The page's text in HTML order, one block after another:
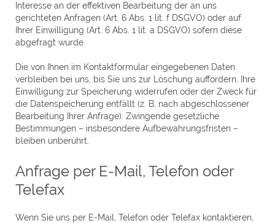
Interesse an der effektiven Bearbeitung der an uns
gerichteten Anfragen (Art. 6 Abs. 1 lit. f DSGVO) oder auf
Ihrer Einwilligung (Art. 6 Abs. 1 lit. a DSGVO) sofern diese
abgefragt wurde.
Die von Ihnen im Kontaktformular eingegebenen Daten
verbleiben bei uns, bis Sie uns zur Löschung auffordern, Ihre
Einwilligung zur Speicherung widerrufen oder der Zweck für
die Datenspeicherung entfällt (z. B. nach abgeschlossener
Bearbeitung Ihrer Anfrage). Zwingende gesetzliche
Bestimmungen – insbesondere Aufbewahrungsfristen –
bleiben unberührt.
Anfrage per E-Mail, Telefon oder
Telefax
Wenn Sie uns per E-Mail, Telefon oder Telefax kontaktieren,